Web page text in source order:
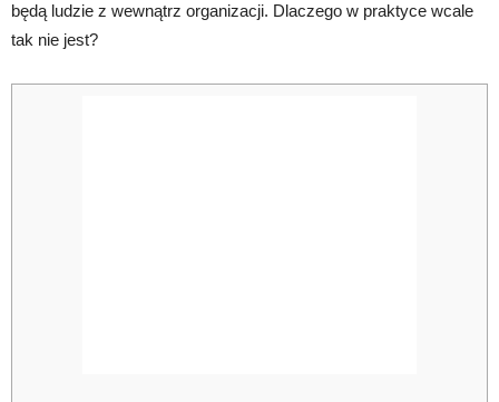
będą ludzie z wewnątrz organizacji. Dlaczego w praktyce wcale
tak nie jest?